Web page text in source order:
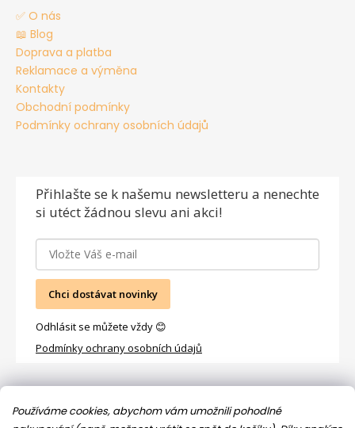
Používáme cookies, abychom vám umožnili pohodlné
✅ O nás
📖 Blog
Doprava a platba
Reklamace a výměna
Kontakty
Obchodní podmínky
Podmínky ochrany osobních údajů
Přihlašte se k našemu newsletteru a nenechte
si utéct žádnou slevu ani akci!
Chci dostávat novinky
Odhlásit se můžete vždy 😊
Podmínky ochrany osobních údajů
Facebook